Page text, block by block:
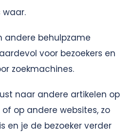
waar.
andere behulpzame
voor bezoekers en
zoekmachines.
naar andere artikelen op
op andere websites, zo
en je de bezoeker verder